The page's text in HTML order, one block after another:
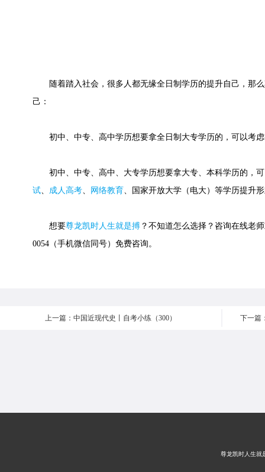
随着踏入社会，很多人都无缘全日制学历的提升自己，那么
己：
初中、中专、高中学历想要拿全日制大专学历的，可以考虑
初中、中专、高中、大专学历想要拿大专、本科学历的，可
试、 成人高考、 网络教育、国家开放大学（电大）等学历提升
想要尊龙凯时人生就是搏 ？不知道怎么选择？咨询在线老
0054（手机微信同号）免费咨询。
上一篇：中国近现代史丨自考小练（300）
尊龙凯时人生就